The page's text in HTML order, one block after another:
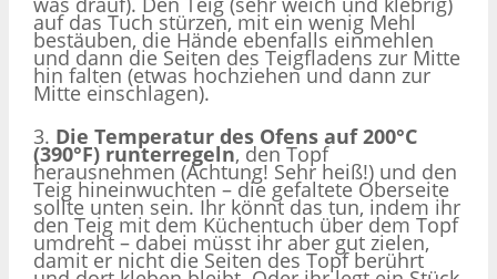
auf das Tuch stürzen, mit ein wenig Mehl
bestäuben, die Hände ebenfalls einmehlen
und dann die Seiten des Teigfladens zur Mitte
hin falten (etwas hochziehen und dann zur
Mitte einschlagen).
3. Die Temperatur des Ofens auf 200°C
(390°F) runterregeln, den Topf
herausnehmen (Achtung! Sehr heiß!) und den
Teig hineinwuchten – die gefaltete Oberseite
sollte unten sein. Ihr könnt das tun, indem ihr
den Teig mit dem Küchentuch über dem Topf
umdreht – dabei müsst ihr aber gut zielen,
damit er nicht die Seiten des Topf berührt